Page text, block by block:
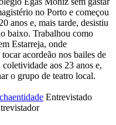
no Porto e começou
anos e, mais tarde, desistiu
baixo. Trabalhou como
Estarreja, onde
acordeão nos bailes de
aos 23 anos e,
o grupo de teatro local.
Entrevistado